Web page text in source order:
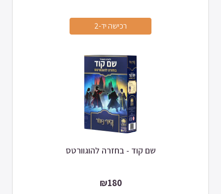
שם קוד - בחזרה להוגוורטס
₪180